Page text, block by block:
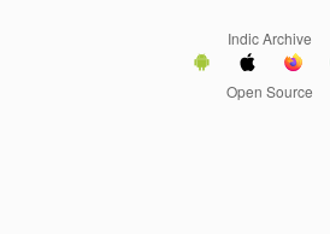
Indic Archive
Open Source